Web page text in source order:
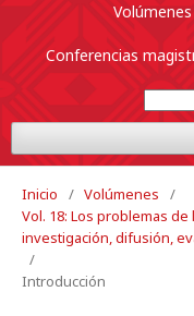
Volúmenes
Conferencias
Inicio / Volúmenes
/
Vol. 18: Los problemas
investigación, difusión,
/
Introducción